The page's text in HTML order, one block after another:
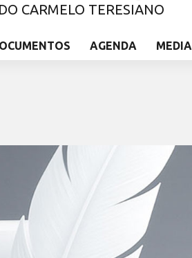
CARMELO TERESIANO
AGENDA MEDIA